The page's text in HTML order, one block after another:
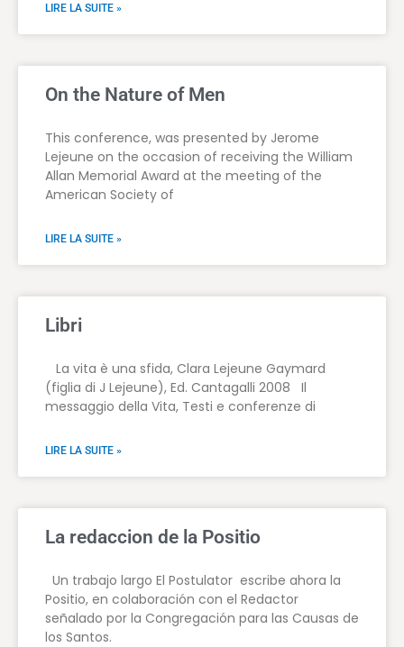
LIRE LA SUITE »
On the Nature of Men
This conference, was presented by Jerome
Lejeune on the occasion of receiving the William
Allan Memorial Award at the meeting of the
American Society of
LIRE LA SUITE »
Libri
La vita è una sfida, Clara Lejeune Gaymard
(figlia di J Lejeune), Ed. Cantagalli 2008 Il
messaggio della Vita, Testi e conferenze di
LIRE LA SUITE »
La redaccion de la Positio
Un trabajo largo El Postulator escribe ahora la
Positio, en colaboración con el Redactor
señalado por la Congregación para las Causas de
los Santos.